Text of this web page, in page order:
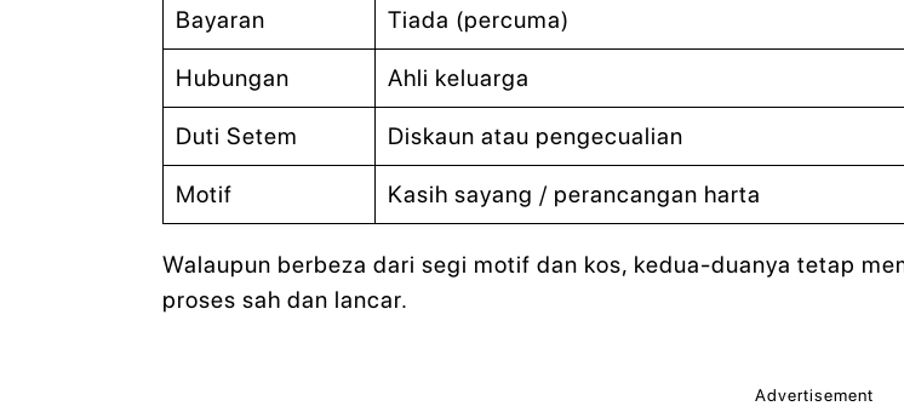
Bayaran Tiada (percuma)
Hubungan Ahli keluarga
Duti Setem Diskaun atau pengecualian
Motif Kasih sayang / perancangan harta
Walaupun berbeza dari segi motif dan kos, kedua-duanya tetap
proses sah dan lancar.
Advertisement